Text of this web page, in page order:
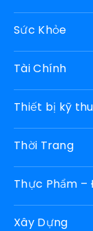
Sức Khỏe
Tài Chính
Thiết bị kỹ
Thời Trang
Thực Phẩm –
Xây Dựng